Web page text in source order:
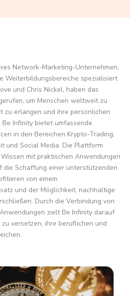
Network-Marketing-Unternehmen,
Weiterbildungsbereiche spezialisiert
und Chris Nickel, haben das
um Menschen weltweit zu
zu erlangen und ihre persönlichen
Infinity bietet umfassende
in den Bereichen Krypto-Trading,
und Social Media. Die Plattform
mit praktischen Anwendungen
die Schaffung einer unterstützenden
von einem
und der Möglichkeit, nachhaltige
Durch die Verbindung von
zielt Be Infinity darauf
versetzen, ihre beruflichen und